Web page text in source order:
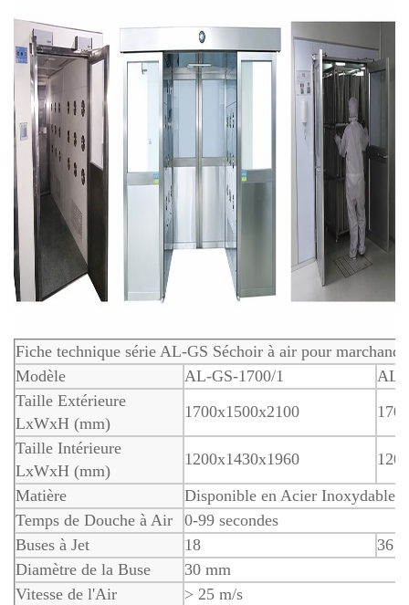
Fiche technique série AL-GS Séchoir à air pour
Modèle
AL-GS-1700/1
AL-
Taille Extérieure
LxWxH (mm)
1700x1500x2100
Taille Intérieure
LxWxH (mm)
1200x1430x1960
Matière
Disponible en Acier Inoxydable
Temps de Douche à Air
0-99 secondes
Buses à Jet
18
36
Diamètre de la Buse
30 mm
Vitesse de l'Air
> 25 m/s